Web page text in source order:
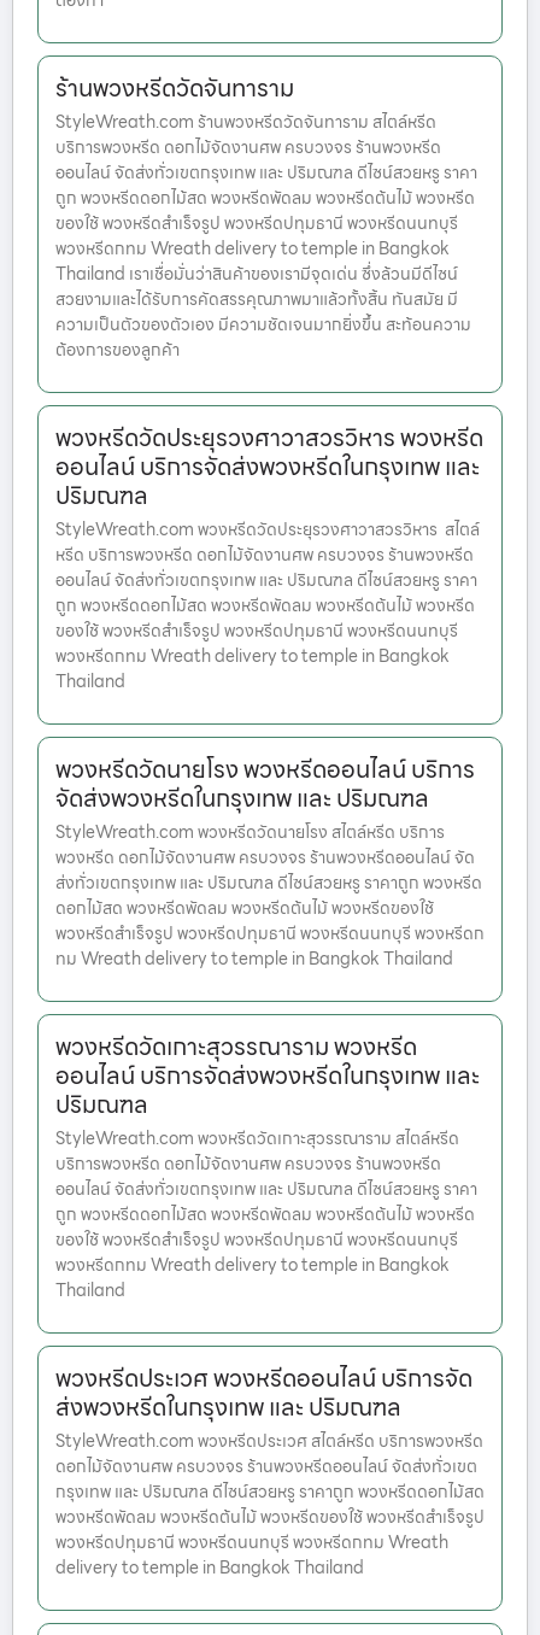
ร้านพวงหรีดวัดจันทาราม
StyleWreath.com ร้านพวงหรีดวัดจันทาราม สไตล์หรีด
บริการพวงหรีด ดอกไม้จัดงานศพ ครบวงจร ร้านพวงหรีด
ออนไลน์ จัดส่งทั่วเขตกรุงเทพ และ ปริมณฑล ดีไซน์สวยหรู ราคา
ถูก พวงหรีดดอกไม้สด พวงหรีดพัดลม พวงหรีดต้นไม้ พวงหรีด
ของใช้ พวงหรีดสำเร็จรูป พวงหรีดปทุมธานี พวงหรีดนนทบุรี
พวงหรีดกทม Wreath delivery to temple in Bangkok
Thailand เราเชื่อมั่นว่าสินค้าของเรามีจุดเด่น ซึ่งล้วนมีดีไซน์
สวยงามและได้รับการคัดสรรคุณภาพมาแล้วทั้งสิ้น ทันสมัย มี
ความเป็นตัวของตัวเอง มีความชัดเจนมากยิ่งขึ้น สะท้อนความ
ต้องการของลูกค้า
พวงหรีดวัดประยุรวงศาวาสวรวิหาร พวงหรีด
ออนไลน์ บริการจัดส่งพวงหรีดในกรุงเทพ และ
ปริมณฑล
StyleWreath.com พวงหรีดวัดประยุรวงศาวาสวรวิหาร สไตล์
หรีด บริการพวงหรีด ดอกไม้จัดงานศพ ครบวงจร ร้านพวงหรีด
ออนไลน์ จัดส่งทั่วเขตกรุงเทพ และ ปริมณฑล ดีไซน์สวยหรู ราคา
ถูก พวงหรีดดอกไม้สด พวงหรีดพัดลม พวงหรีดต้นไม้ พวงหรีด
ของใช้ พวงหรีดสำเร็จรูป พวงหรีดปทุมธานี พวงหรีดนนทบุรี
พวงหรีดกทม Wreath delivery to temple in Bangkok
Thailand
พวงหรีดวัดนายโรง พวงหรีดออนไลน์ บริการ
จัดส่งพวงหรีดในกรุงเทพ และ ปริมณฑล
StyleWreath.com พวงหรีดวัดนายโรง สไตล์หรีด บริการ
พวงหรีด ดอกไม้จัดงานศพ ครบวงจร ร้านพวงหรีดออนไลน์ จัด
ส่งทั่วเขตกรุงเทพ และ ปริมณฑล ดีไซน์สวยหรู ราคาถูก พวงหรีด
ดอกไม้สด พวงหรีดพัดลม พวงหรีดต้นไม้ พวงหรีดของใช้
พวงหรีดสำเร็จรูป พวงหรีดปทุมธานี พวงหรีดนนทบุรี พวงหรีดก
ทม Wreath delivery to temple in Bangkok Thailand
พวงหรีดวัดเกาะสุวรรณาราม พวงหรีด
ออนไลน์ บริการจัดส่งพวงหรีดในกรุงเทพ และ
ปริมณฑล
StyleWreath.com พวงหรีดวัดเกาะสุวรรณาราม สไตล์หรีด
บริการพวงหรีด ดอกไม้จัดงานศพ ครบวงจร ร้านพวงหรีด
ออนไลน์ จัดส่งทั่วเขตกรุงเทพ และ ปริมณฑล ดีไซน์สวยหรู ราคา
ถูก พวงหรีดดอกไม้สด พวงหรีดพัดลม พวงหรีดต้นไม้ พวงหรีด
ของใช้ พวงหรีดสำเร็จรูป พวงหรีดปทุมธานี พวงหรีดนนทบุรี
พวงหรีดกทม Wreath delivery to temple in Bangkok
Thailand
พวงหรีดประเวศ พวงหรีดออนไลน์ บริการจัด
ส่งพวงหรีดในกรุงเทพ และ ปริมณฑล
StyleWreath.com พวงหรีดประเวศ สไตล์หรีด บริการพวงหรีด
ดอกไม้จัดงานศพ ครบวงจร ร้านพวงหรีดออนไลน์ จัดส่งทั่วเขต
กรุงเทพ และ ปริมณฑล ดีไซน์สวยหรู ราคาถูก พวงหรีดดอกไม้สด
พวงหรีดพัดลม พวงหรีดต้นไม้ พวงหรีดของใช้ พวงหรีดสำเร็จรูป
พวงหรีดปทุมธานี พวงหรีดนนทบุรี พวงหรีดกทม Wreath
delivery to temple in Bangkok Thailand